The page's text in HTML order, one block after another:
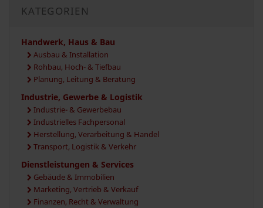
KATEGORIEN
Handwerk, Haus & Bau
Ausbau & Installation
Rohbau, Hoch- & Tiefbau
Planung, Leitung & Beratung
Industrie, Gewerbe & Logistik
Industrie- & Gewerbebau
Industrielles Fachpersonal
Herstellung, Verarbeitung & Handel
Transport, Logistik & Verkehr
Dienstleistungen & Services
Gebäude & Immobilien
Marketing, Vertrieb & Verkauf
Finanzen, Recht & Verwaltung